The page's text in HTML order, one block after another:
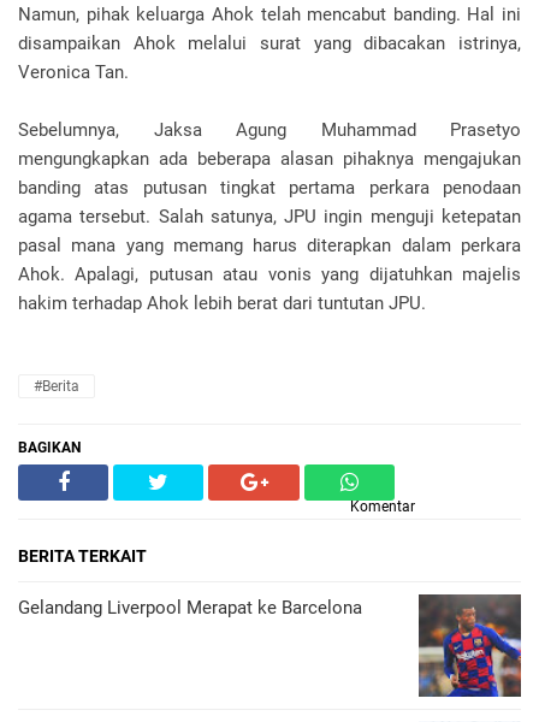
Namun, pihak keluarga Ahok telah mencabut banding. Hal ini
disampaikan Ahok melalui surat yang dibacakan istrinya,
Veronica Tan.
Sebelumnya, Jaksa Agung Muhammad Prasetyo
mengungkapkan ada beberapa alasan pihaknya mengajukan
banding atas putusan tingkat pertama perkara penodaan
agama tersebut. Salah satunya, JPU ingin menguji ketepatan
pasal mana yang memang harus diterapkan dalam perkara
Ahok. Apalagi, putusan atau vonis yang dijatuhkan majelis
hakim terhadap Ahok lebih berat dari tuntutan JPU.
#Berita
BAGIKAN
Komentar
BERITA TERKAIT
Gelandang Liverpool Merapat ke Barcelona